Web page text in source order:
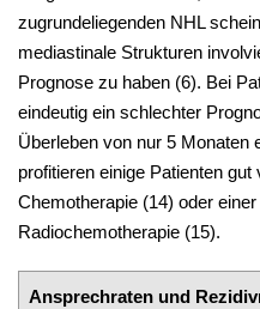
zugrundeliegenden NHL
mediastinale Strukturen
Prognose zu haben (6). Bei
eindeutig ein schlechter
Überleben von nur 5 Monaten
profitieren einige Patienten gut
Chemotherapie (14) oder
Radiochemotherapie (15).
Ansprechraten und